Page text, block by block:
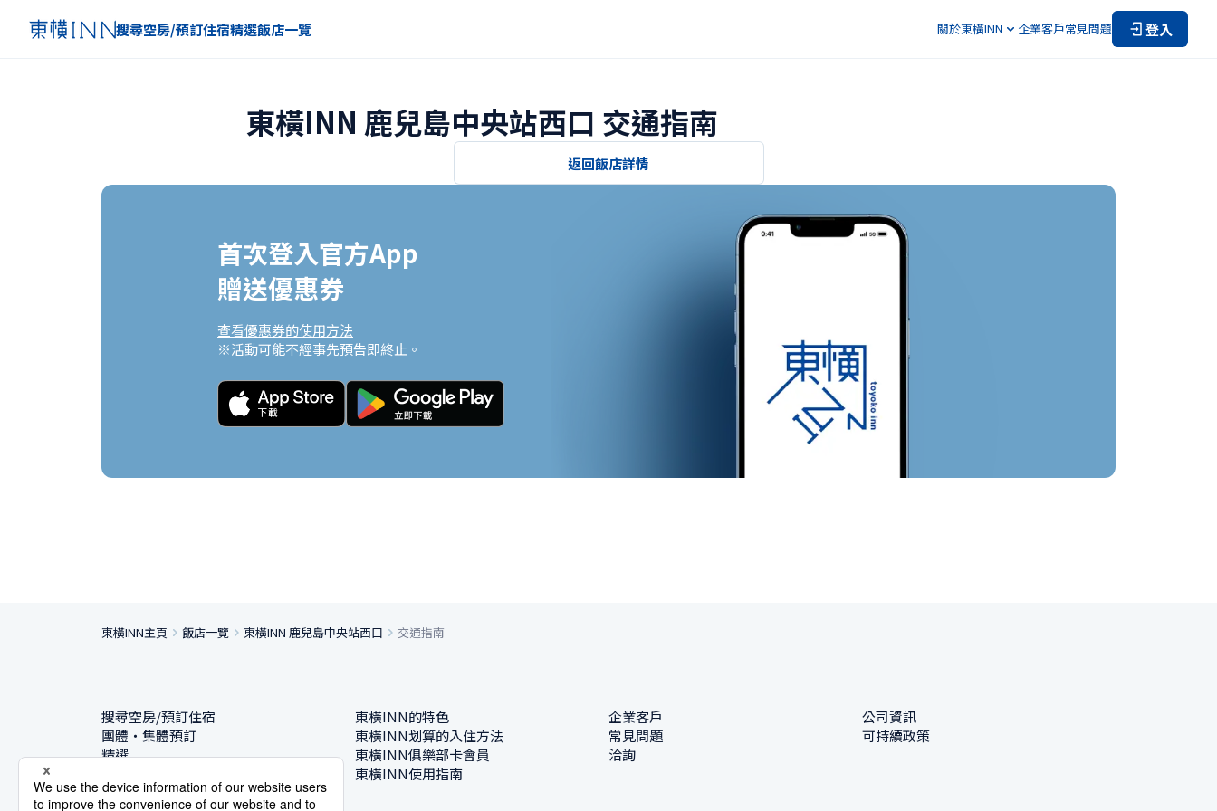
搜尋空房/預訂住宿精選飯店一覽 關於東橫INN 企業客戶常見問題 登入
東橫INN 鹿兒島中央站西口 交通指南
返回飯店詳情
首次登入官方App
贈送優惠券
查看優惠券的使用方法
※活動可能不經事先預告即終止。
東橫INN主頁 飯店一覽 東橫INN 鹿兒島中央站西口 交通指南
搜尋空房/預訂住宿
團體・集體預訂
精選
東橫INN的特色
東橫INN划算的入住方法
東橫INN俱樂部卡會員
東橫INN使用指南
企業客戶
常見問題
洽詢
公司資訊
可持續政策